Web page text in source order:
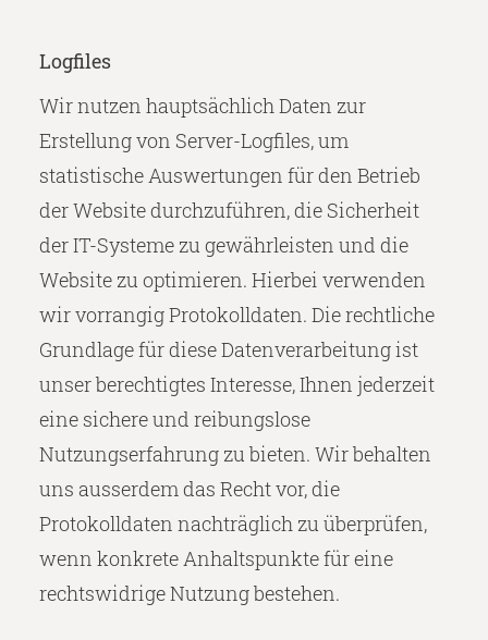
Logfiles
Wir nutzen hauptsächlich Daten zur
Erstellung von Server-Logfiles, um
statistische Auswertungen für den Betrieb
der Website durchzuführen, die Sicherheit
der IT-Systeme zu gewährleisten und die
Website zu optimieren. Hierbei verwenden
wir vorrangig Protokolldaten. Die rechtliche
Grundlage für diese Datenverarbeitung ist
unser berechtigtes Interesse, Ihnen jederzeit
eine sichere und reibungslose
Nutzungserfahrung zu bieten. Wir behalten
uns ausserdem das Recht vor, die
Protokolldaten nachträglich zu überprüfen,
wenn konkrete Anhaltspunkte für eine
rechtswidrige Nutzung bestehen.